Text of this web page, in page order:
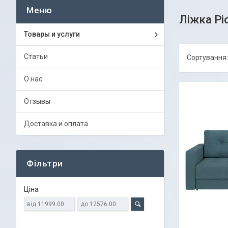
Ліжка
Товары и услуги
Статьи
О нас
Отзывы
Доставка и оплата
Фільтри
Ціна